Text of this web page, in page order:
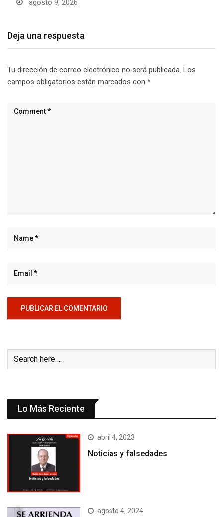
agosto 9, 2026
Deja una respuesta
Tu dirección de correo electrónico no será publicada. Los
campos obligatorios están marcados con *
Lo Más Reciente
abril 4, 2023
Noticias y falsedades
agosto 4, 2024